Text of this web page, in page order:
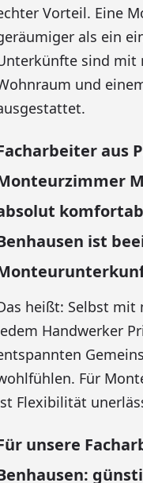
Vorteil. Eine
als ein
sind mit
und
aus
ist
heißt: Selbst mit
Handwerker
Für
Flexibilität
unsere